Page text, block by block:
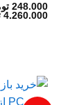
248.000
4.260.000